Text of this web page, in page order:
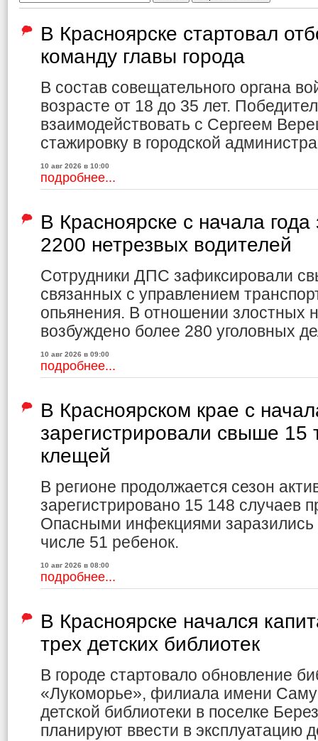
В Красноярске стартовал
команду главы города
В состав совещательного органа
возрасте от 18 до 35 лет.
взаимодействовать с Сергеем
стажировку в городской
10 авг 2026 в 10:00
подробнее...
В Красноярске с начала
2200 нетрезвых водителей
Сотрудники ДПС зафиксировали
связанных с управлением
опьянения. В отношении злостных
возбуждено более 280 уголовных
10 авг 2026 в 09:00
подробнее...
В Красноярском крае с
зарегистрировали свыше 15
клещей
В регионе продолжается сезон
зарегистрировано 15 148 случаев
Опасными инфекциями заразились
числе 51 ребенок.
10 авг 2026 в 08:00
подробнее...
В Красноярске начался
трех детских библиотек
В городе стартовало обновление
«Лукоморье», филиала имени
детской библиотеки в поселке
планируют ввести в эксплуатацию